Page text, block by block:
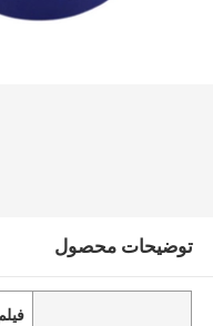
توضیحات محصول